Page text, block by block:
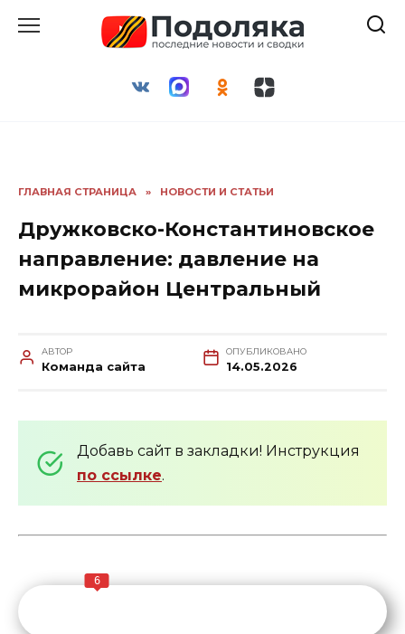
ГЛАВНАЯ СТРАНИЦА » НОВОСТИ И СТАТЬИ
Дружковско-Константиновское
направление: давление на
микрорайон Центральный
АВТОР
Команда сайта
ОПУБЛИКОВАНО
14.05.2026
Добавь сайт в закладки! Инструкция
по ссылке.
6